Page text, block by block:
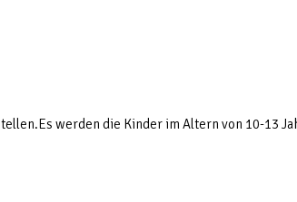
werden die Kinder im Altern von 10-13